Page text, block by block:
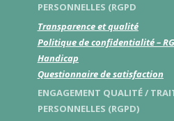
PERSONNELLES (RGPD
Transparence et qualité
Politique de confidentialité –
Handicap
Questionnaire de satisfaction
ENGAGEMENT QUALITÉ /
PERSONNELLES (RGPD)